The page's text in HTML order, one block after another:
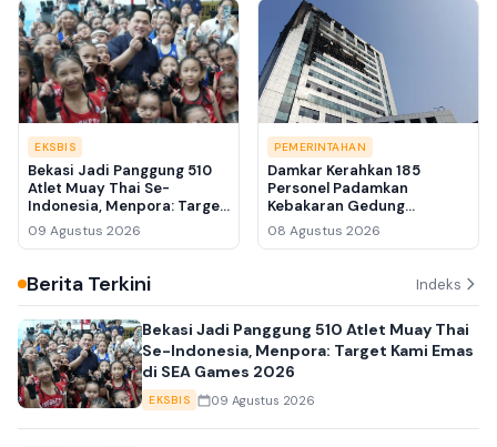
EKSBIS
Bekasi Jadi Panggung 510
Atlet Muay Thai Se-
Indonesia, Menpora: Target
Kami Emas di SEA Games
2026
09 Agustus 2026
PEMERINTAHAN
Damkar Kerahkan 185
Personel Padamkan
Kebakaran Gedung
Bapenda DKI, Dua Ledakan
Sempat Terdengar
08 Agustus 2026
Berita Terkini Indeks
Bekasi Jadi Panggung 510 Atlet Muay Thai
Se-Indonesia, Menpora: Target Kami Emas
di SEA Games 2026
EKSBIS 09 Agustus 2026